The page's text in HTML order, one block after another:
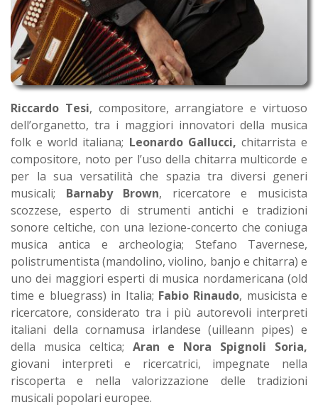
Riccardo Tesi, compositore, arrangiatore e virtuoso
dell’organetto, tra i maggiori innovatori della musica
folk e world italiana; Leonardo Gallucci, chitarrista e
compositore, noto per l’uso della chitarra multicorde e
per la sua versatilità che spazia tra diversi generi
musicali; Barnaby Brown, ricercatore e musicista
scozzese, esperto di strumenti antichi e tradizioni
sonore celtiche, con una lezione-concerto che coniuga
musica antica e archeologia; Stefano Tavernese,
polistrumentista (mandolino, violino, banjo e chitarra) e
uno dei maggiori esperti di musica nordamericana (old
time e bluegrass) in Italia; Fabio Rinaudo, musicista e
ricercatore, considerato tra i più autorevoli interpreti
italiani della cornamusa irlandese (uilleann pipes) e
della musica celtica; Aran e Nora Spignoli Soria,
giovani interpreti e ricercatrici, impegnate nella
riscoperta e nella valorizzazione delle tradizioni
musicali popolari europee.